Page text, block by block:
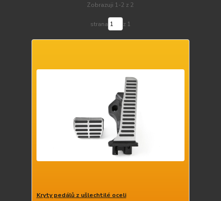
Zobrazuji 1-2 z 2
strana z 1
Kryty pedálů z ušlechtilé oceli